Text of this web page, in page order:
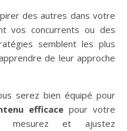
des autres dans votre
vos concurrents ou des
semblent les plus
de leur approche
serez bien équipé pour
efficacepour votre
mesurez et ajustez